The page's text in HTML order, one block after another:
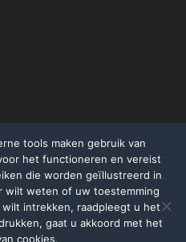
tools maken gebruik van
het functioneren en vereist
die worden geïllustreerd in
wilt weten of uw toestemming
intrekken, raadpleegt u het
gaat u akkoord met het
cookies.